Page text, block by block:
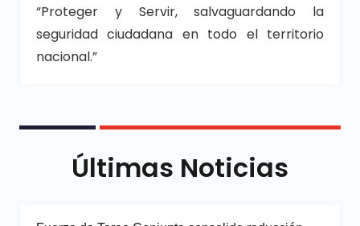
“Proteger y Servir, salvaguardando la
seguridad ciudadana en todo el territorio
nacional.”
Últimas Noticias